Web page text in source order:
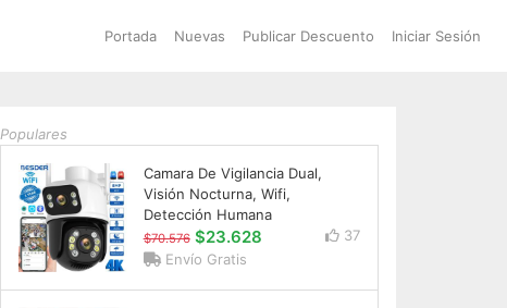
Portada Nuevas Publicar Descuento Iniciar Sesión
Populares
Camara De Vigilancia Dual,
Visión Nocturna, Wifi,
Detección Humana
$70.576 $23.628
37
Envío Gratis